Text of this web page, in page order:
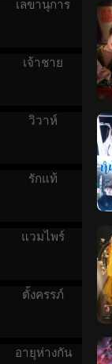
เลขานุการ
เจ้าชาย
วิวาห์
รักแท้
แวมไพร์
ตั้งครรภ์
อายุห่างกัน